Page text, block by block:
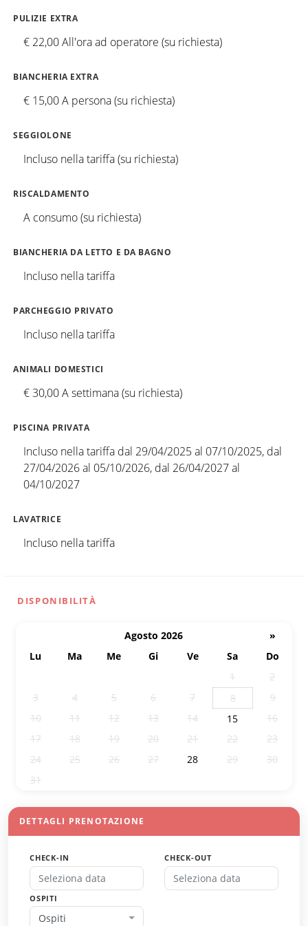
PULIZIE EXTRA
€ 22,00 All'ora ad operatore (su richiesta)
BIANCHERIA EXTRA
€ 15,00 A persona (su richiesta)
SEGGIOLONE
Incluso nella tariffa (su richiesta)
RISCALDAMENTO
A consumo (su richiesta)
BIANCHERIA DA LETTO E DA BAGNO
Incluso nella tariffa
PARCHEGGIO PRIVATO
Incluso nella tariffa
ANIMALI DOMESTICI
€ 30,00 A settimana (su richiesta)
PISCINA PRIVATA
Incluso nella tariffa dal 29/04/2025 al 07/10/2025, dal
27/04/2026 al 05/10/2026, dal 26/04/2027 al
04/10/2027
LAVATRICE
Incluso nella tariffa
DISPONIBILITÀ
Agosto 2026
»
Lu
Ma Me Gi Ve Sa
Do
1
2
3
4 5 6 7 8
9
10
11 12 13 14 15
16
17
18 19 20 21 22
23
24
25 26 27 28 29
30
31
DETTAGLI PRENOTAZIONE
CHECK-IN CHECK-OUT
OSPITI
Ospiti